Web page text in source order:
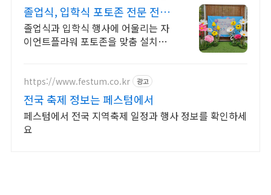
졸업식, 입학식 포토존 전문 전국
출장 가능 클래스 모집
졸업식과 입학식 행사에 어울리는 자
이언트플라워 포토존을 맞춤 설치해
https://www.festum.co.kr 광고
전국 축제 정보는 페스텀에서
페스텀에서 전국 지역축제 일정과 행사 정보를 확인하세
요